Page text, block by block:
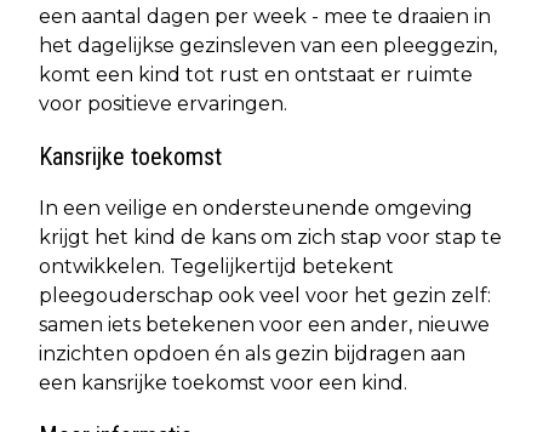
een aantal dagen per week - mee te draaien in
het dagelijkse gezinsleven van een pleeggezin,
komt een kind tot rust en ontstaat er ruimte
voor positieve ervaringen.
Kansrijke toekomst
In een veilige en ondersteunende omgeving
krijgt het kind de kans om zich stap voor stap te
ontwikkelen. Tegelijkertijd betekent
pleegouderschap ook veel voor het gezin zelf:
samen iets betekenen voor een ander, nieuwe
inzichten opdoen én als gezin bijdragen aan
een kansrijke toekomst voor een kind.